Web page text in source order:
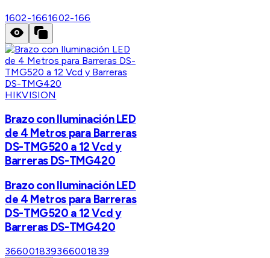
1602-1661602-166
HIKVISION
Brazo con Iluminación LED
de 4 Metros para Barreras
DS-TMG520 a 12 Vcd y
Barreras DS-TMG420
Brazo con Iluminación LED
de 4 Metros para Barreras
DS-TMG520 a 12 Vcd y
Barreras DS-TMG420
366001839366001839